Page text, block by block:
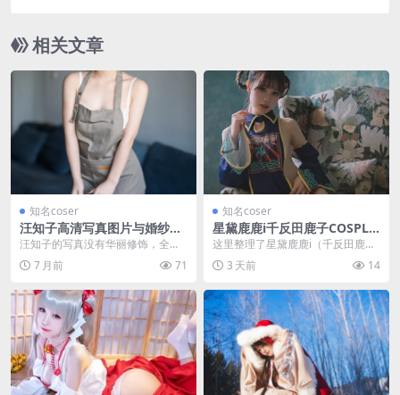
相关文章
知名coser
汪知子高清写真图片与婚纱作
品盘点 微密圈内容及持续受关
注的缘由
汪知子的写真没有华丽修饰，全是
自然又温柔的日常感，不管是高清
大图还是婚纱款式，都...
7 月前 71
知名coser
星黛鹿鹿i千反田鹿子COSPLA
Y写真合集持续更新
这里整理了星黛鹿鹿i（千反田鹿
子）的COSPLAY写真图片包，照片
风格自然又带点...
3 天前 14